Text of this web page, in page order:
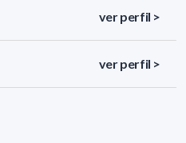
ver perfil >
ver perfil >